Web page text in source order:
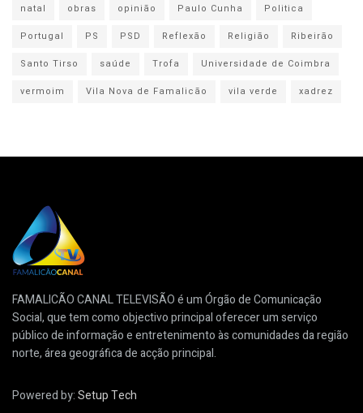
natal
obras opinião Paulo Cunha
Politica
Portugal
PS PSD Reflexão Religião
Ribeirão
Santo Tirso
saúde Trofa
Universidade de Coimbra
vermoim
Vila Nova de Famalicão vila verde xadrez
FAMALICÃO CANAL TELEVISÃO é um Órgão de Comunicação
Social, que tem como objectivo principal oferecer um serviço
público de informação e entretenimento às comunidades da região
norte, área geográfica de acção principal.
Powered by:Setup Tech